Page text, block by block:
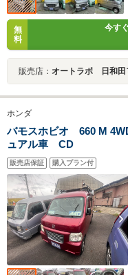
無
料
今す
販売店： オートラボ 日和田
ホンダ
バモスホビオ 660 M
ュアル車 CD
販売店保証 購入プラン付